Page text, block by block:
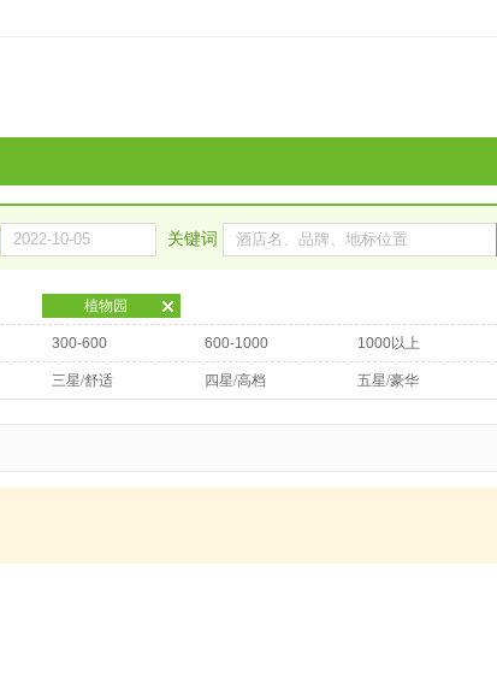
关键词
植物园
300-600 600-1000 1000以上
三星/舒适 四星/高档 五星/豪华